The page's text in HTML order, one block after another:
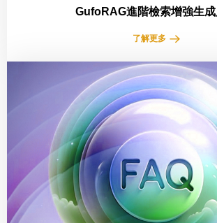
GufoRAG進階檢索增強生成
了解更多